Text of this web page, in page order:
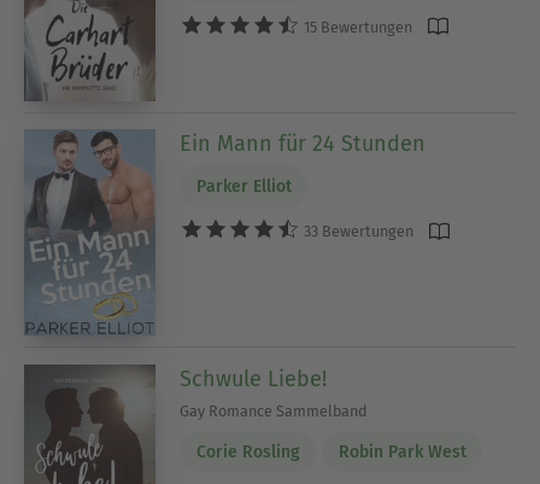
15 Bewertungen
Ein Mann für 24 Stunden
Parker Elliot
33 Bewertungen
Schwule Liebe!
Gay Romance Sammelband
Corie Rosling Robin Park West